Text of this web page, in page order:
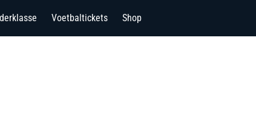
Voetbaltickets Shop